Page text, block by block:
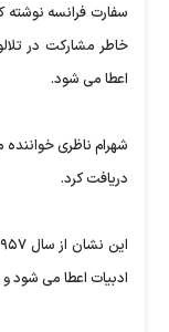
سفارت فرانسه نوشته
خاطر مشارکت در
اعطا می شود.
شهرام ناظری
دریافت کرد.
ادبیات اعطا می